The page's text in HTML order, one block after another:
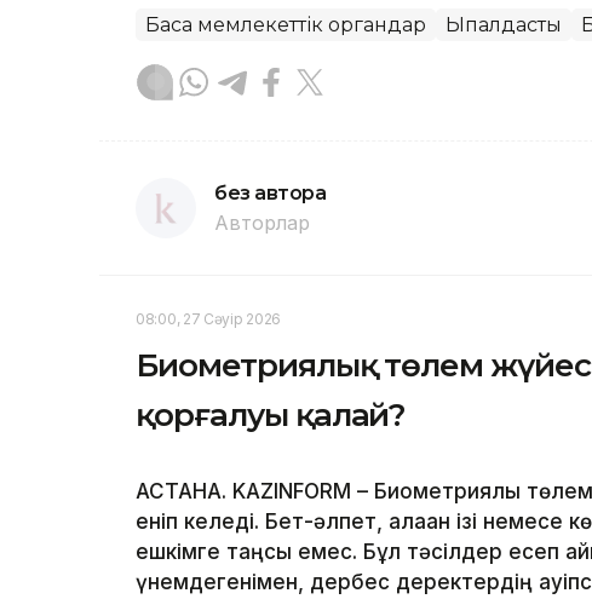
Басқа мемлекеттік органдар Ықпалдастық
без автора
Авторлар
08:00, 27 Сәуір 2026
Биометриялық төлем
қорғалуы қалай?
АСТАНА. KAZINFORM – Биометриялық
еніп келеді. Бет-әлпет, алақан ізі немесе
ешкімге таңсық емес. Бұл тәсілдер есеп
үнемдегенімен, дербес деректердің